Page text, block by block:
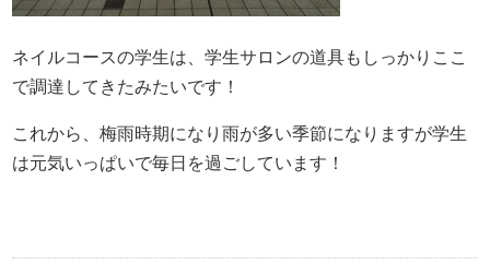
ネイルコースの学生は、学生サロンの道具もしっかりここ
で調達してきたみたいです！
これから、梅雨時期になり雨が多い季節になりますが学生
は元気いっぱいで毎日を過ごしています！